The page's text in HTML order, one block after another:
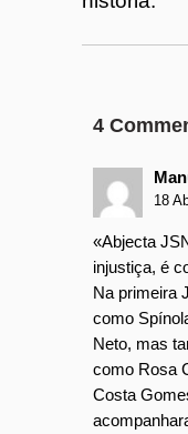
4
18
«Abjecta
injustiça, é
Na primeira
como
Neto, mas
como Rosa
Costa